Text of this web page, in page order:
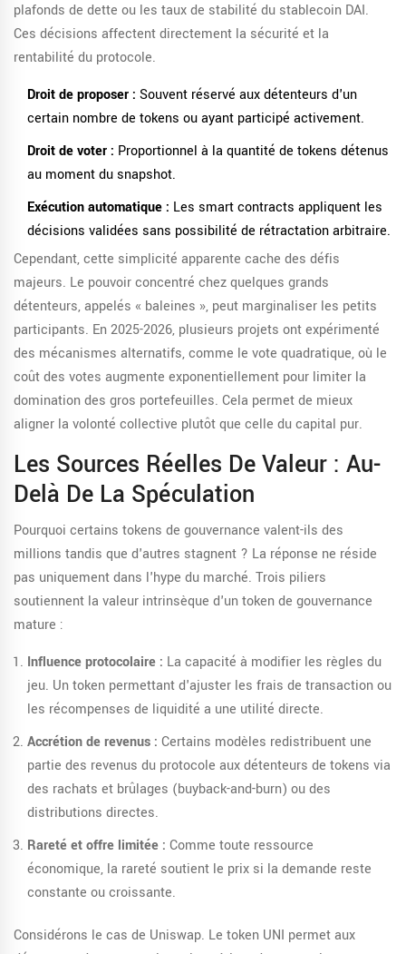
plafonds de dette ou les taux de stabilité du stablecoin DAI.
Ces décisions affectent directement la sécurité et la
rentabilité du protocole.
Droit de proposer : Souvent réservé aux détenteurs d'un
certain nombre de tokens ou ayant participé activement.
Droit de voter : Proportionnel à la quantité de tokens détenus
au moment du snapshot.
Exécution automatique : Les smart contracts appliquent les
décisions validées sans possibilité de rétractation arbitraire.
Cependant, cette simplicité apparente cache des défis
majeurs. Le pouvoir concentré chez quelques grands
détenteurs, appelés « baleines », peut marginaliser les petits
participants. En 2025-2026, plusieurs projets ont expérimenté
des mécanismes alternatifs, comme le vote quadratique, où le
coût des votes augmente exponentiellement pour limiter la
domination des gros portefeuilles. Cela permet de mieux
aligner la volonté collective plutôt que celle du capital pur.
Les Sources Réelles De Valeur : Au-
Delà De La Spéculation
Pourquoi certains tokens de gouvernance valent-ils des
millions tandis que d'autres stagnent ? La réponse ne réside
pas uniquement dans l'hype du marché. Trois piliers
soutiennent la valeur intrinsèque d'un token de gouvernance
mature :
Influence protocolaire : La capacité à modifier les règles du
jeu. Un token permettant d'ajuster les frais de transaction ou
les récompenses de liquidité a une utilité directe.
Accrétion de revenus : Certains modèles redistribuent une
partie des revenus du protocole aux détenteurs de tokens via
des rachats et brûlages (buyback-and-burn) ou des
distributions directes.
Rareté et offre limitée : Comme toute ressource
économique, la rareté soutient le prix si la demande reste
constante ou croissante.
Considérons le cas de Uniswap. Le token UNI permet aux